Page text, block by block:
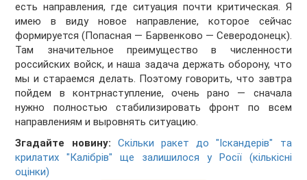
есть направления, где ситуация почти критическая. Я
имею в виду новое направление, которое сейчас
формируется (Попасная — Барвенково — Северодонецк).
Там значительное преимущество в численности
российских войск, и наша задача держать оборону, что
мы и стараемся делать. Поэтому говорить, что завтра
пойдем в контрнаступление, очень рано — сначала
нужно полностью стабилизировать фронт по всем
направлениям и выровнять ситуацию.
Згадайте новину:
Скільки ракет до "Іскандерів" та
крилатих "Калібрів" ще залишилося у Росії (кількісні
оцінки)